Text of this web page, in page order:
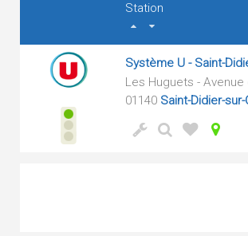
Station
Système U - Saint-
Les Huguets -
01140 Saint-Didier-